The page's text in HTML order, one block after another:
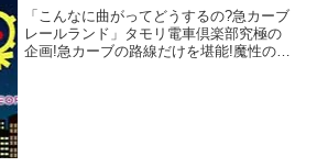
「こんなに曲がってどうするの?急カーブ
レールランド」タモリ電車倶楽部究極の
企画!急カーブの路線だけを堪能!魔性の魅